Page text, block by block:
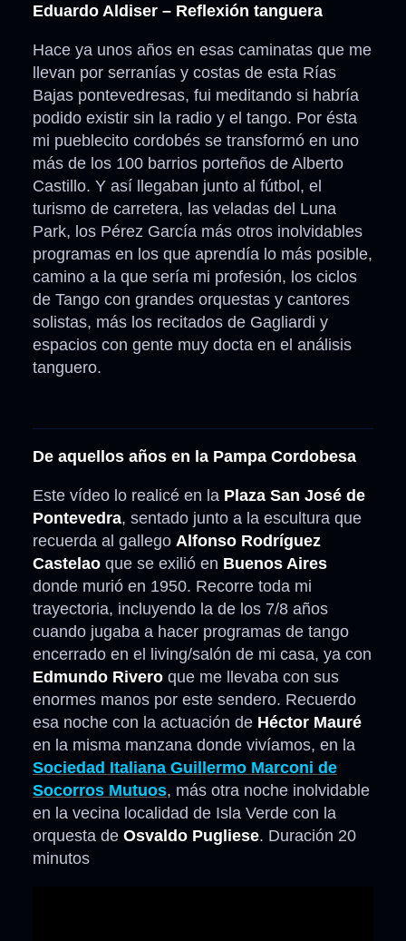
Eduardo Aldiser – Reflexión tanguera
Hace ya unos años en esas caminatas que me
llevan por serranías y costas de esta Rías
Bajas pontevedresas, fui meditando si habría
podido existir sin la radio y el tango. Por ésta
mi pueblecito cordobés se transformó en uno
más de los 100 barrios porteños de Alberto
Castillo. Y así llegaban junto al fútbol, el
turismo de carretera, las veladas del Luna
Park, los Pérez García más otros inolvidables
programas en los que aprendía lo más posible,
camino a la que sería mi profesión, los ciclos
de Tango con grandes orquestas y cantores
solistas, más los recitados de Gagliardi y
espacios con gente muy docta en el análisis
tanguero.
De aquellos años en la Pampa Cordobesa
Este vídeo lo realicé en la Plaza San José de
Pontevedra, sentado junto a la escultura que
recuerda al gallego Alfonso Rodríguez
Castelao que se exilió en Buenos Aires
donde murió en 1950. Recorre toda mi
trayectoria, incluyendo la de los 7/8 años
cuando jugaba a hacer programas de tango
encerrado en el living/salón de mi casa, ya con
Edmundo Rivero que me llevaba con sus
enormes manos por este sendero. Recuerdo
esa noche con la actuación de Héctor Mauré
en la misma manzana donde vivíamos, en la
Sociedad Italiana Guillermo Marconi de
Socorros Mutuos, más otra noche inolvidable
en la vecina localidad de Isla Verde con la
orquesta de Osvaldo Pugliese. Duración 20
minutos